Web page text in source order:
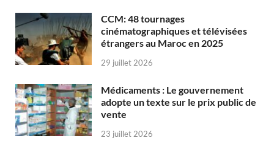
CCM: 48 tournages
cinématographiques et télévisées
étrangers au Maroc en 2025
29 juillet 2026
Médicaments : Le gouvernement
adopte un texte sur le prix public de
vente
23 juillet 2026